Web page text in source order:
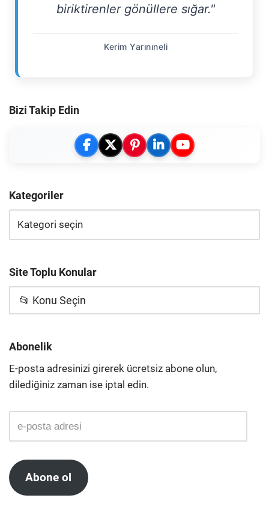
biriktirenler gönüllere sığar."
Kerim Yarınıneli
Bizi Takip Edin
Kategoriler
Site Toplu Konular
📂 Konu Seçin
Abonelik
E-posta adresinizi girerek ücretsiz abone olun,
dilediğiniz zaman ise iptal edin.
Abone ol